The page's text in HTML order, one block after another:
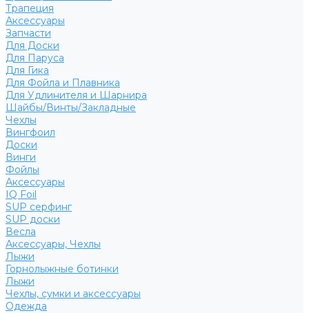
Трапеция
Аксессуары
Запчасти
Для Доски
Для Паруса
Для Гика
Для Фойла и Плавника
Для Удлинителя и Шарнира
Шайбы/Винты/Закладные
Чехлы
Вингфоил
Доски
Винги
Фойлы
Аксессуары
IQ Foil
SUP серфинг
SUP доски
Весла
Аксессуары, Чехлы
Лыжи
Горнолыжные ботинки
Лыжи
Чехлы, сумки и аксессуары
Одежда